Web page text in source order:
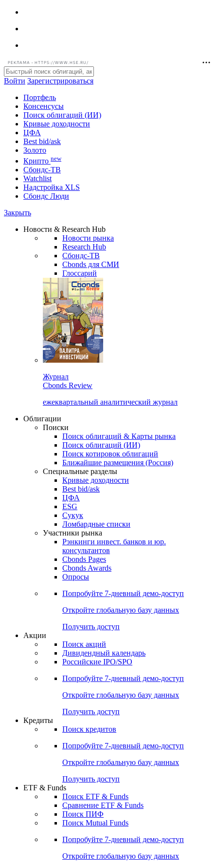
РЕКЛАМА • HTTPS://WWW.HSE.RU/
Войти Зарегистрироваться
Портфель
Консенсусы
Поиск облигаций (ИИ)
Кривые доходности
ЦФА
Best bid/ask
Золото
Крипто new
Watchlist
Сбондс Люди
Новости & Research Hub
Новости рынка
Research Hub
Сбондс-ТВ
Cbonds для СМИ
Глоссарий
Cbonds Review
ежеквартальный аналитический журнал
Облигации
Поиски
Поиск облигаций & Карты рынка
Поиск облигаций (ИИ)
Поиск котировок облигаций
Ближайшие размещения (Россия)
Специальные разделы
Кривые доходности
Best bid/ask
ЦФА
ESG
Сукук
Ломбардные списки
Участники рынка
Рэнкинги инвест. банков и юр.
Cbonds Pages
Опросы
Попробуйте7-дневный
Откройте глобальную базу данных
Получить доступ
Поиск акций
Российские IPO/SPO
Попробуйте7-дневный
Откройте глобальную базу данных
Получить доступ
Поиск кредитов
Попробуйте7-дневный
Откройте глобальную базу данных
Получить доступ
ETF & Funds
Сравнение ETF & Funds
Поиск Mutual Funds